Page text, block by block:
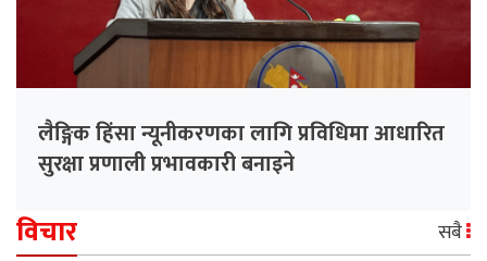
लैङ्गिक हिंसा न्यूनीकरणका लागि प्रविधिमा आधारित
सुरक्षा प्रणाली प्रभावकारी बनाइने
विचार सबै